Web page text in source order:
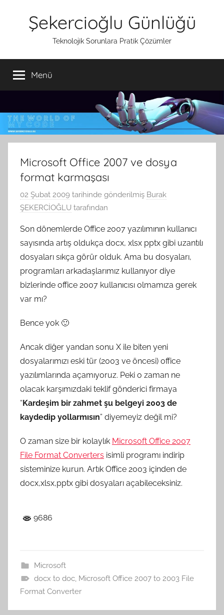
Şekercioğlu Günlüğü
Teknolojik Sorunlara Pratik Çözümler
Menü
Microsoft Office 2007 ve dosya
format karmaşası
02 Şubat 2009 tarihinde gönderilmiş Burak
ŞEKERCİOĞLU tarafından
Son dönemlerde Office 2007 yazılımının kullanıcı
sayısında artış oldukça docx, xlsx pptx gibi uzantılı
dosyaları sıkça görür olduk. Ama bu dosyaları,
programları arkadaşlarımız kullanıyor diye
bizlerinde office 2007 kullanıcısı olmamıza gerek
var mı?
Bence yok 🙂
Ancak diğer yandan sonu X ile biten yeni
dosyalarımızı eski tür (2003 ve öncesi) office
yazılımlarında açamıyoruz. Peki o zaman ne
olacak karşımızdaki teklif gönderici firmaya
“Kardeşim bir zahmet şu belgeyi 2003 de
kaydedip yollarmısın” diyemeyiz değil mi?
O zaman size bir kolaylık Microsoft Office 2007
File Format Converters isimli programı indirip
sisteminize kurun. Artık Office 2003 içinden de
docx,xlsx,pptx gibi dosyaları açabileceksiniz.
9686
Microsoft
docx to doc, Microsoft Office 2007 to 2003 File
Format Converter